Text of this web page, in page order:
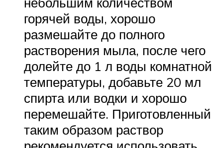
горячей воды, хорошо
размешайте до полного
растворения мыла, после чего
долейте до 1 л воды комнатной
температуры, добавьте 20 мл
спирта или водки и хорошо
перемешайте. Приготовленный
таким образом раствор